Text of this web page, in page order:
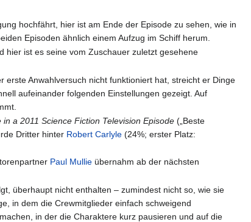
hochfährt, hier ist am Ende der Episode zu sehen, wie in
Episoden ähnlich einem Aufzug im Schiff herum.
hier ist es seine vom Zuschauer zuletzt gesehene
Anwahlversuch nicht funktioniert hat, streicht er Dinge
aufeinander folgenden Einstellungen gezeigt. Auf
a 2011 Science Fiction Television Episode („Beste
Dritter hinter Robert Carlyle (24%; erster Platz:
Paul Mullie übernahm ab der nächsten
überhaupt nicht enthalten – zumindest nicht so, wie sie
in dem die Crewmitglieder einfach schweigend
in der die Charaktere kurz pausieren und auf die